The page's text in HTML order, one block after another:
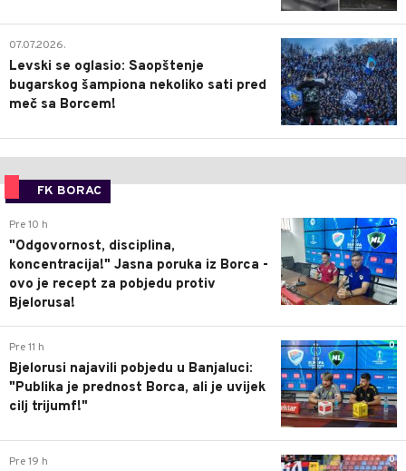
1
07.07.2026.
Levski se oglasio: Saopštenje
bugarskog šampiona nekoliko sati pred
meč sa Borcem!
FK BORAC
0
Pre 10 h
"Odgovornost, disciplina,
koncentracija!" Jasna poruka iz Borca -
ovo je recept za pobjedu protiv
Bjelorusa!
0
Pre 11 h
Bjelorusi najavili pobjedu u Banjaluci:
"Publika je prednost Borca, ali je uvijek
cilj trijumf!"
0
Pre 19 h